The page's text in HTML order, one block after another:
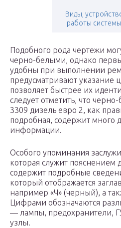
Виды,
работы
Подобного рода чертежи
черно-белыми, однако
удобны при выполнении
предусматривают указание
позволяет быстрее их
следует отметить, что
3309 дизель евро 2, как
подробная, содержит много
информации.
Особого упоминания
которая служит пояснением
содержит подробные
который отображается
например «Ч» (черный), а
Цифрами обозначаются
— лампы, предохранители,
узлы.